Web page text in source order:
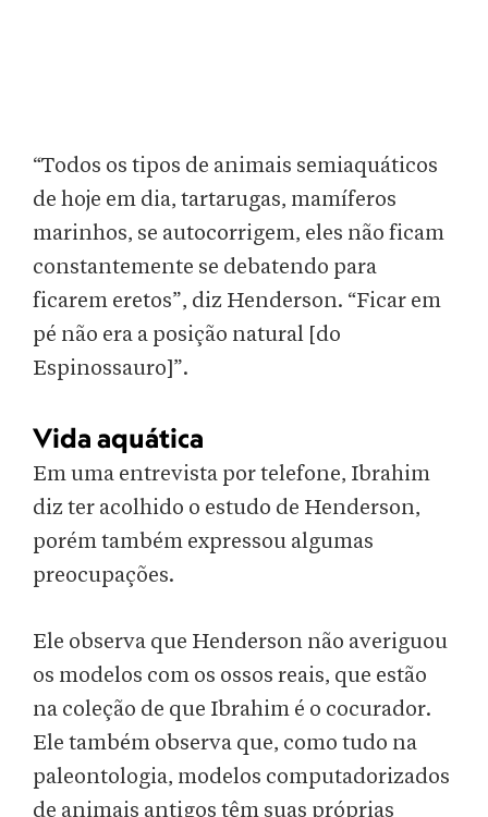
“Todos os tipos de animais semiaquáticos
de hoje em dia, tartarugas, mamíferos
marinhos, se autocorrigem, eles não ficam
constantemente se debatendo para
ficarem eretos”, diz Henderson. “Ficar em
pé não era a posição natural [do
Espinossauro]”.
Vida aquática
Em uma entrevista por telefone, Ibrahim
diz ter acolhido o estudo de Henderson,
porém também expressou algumas
preocupações.
Ele observa que Henderson não averiguou
os modelos com os ossos reais, que estão
na coleção de que Ibrahim é o cocurador.
Ele também observa que, como tudo na
paleontologia, modelos computadorizados
de animais antigos têm suas próprias